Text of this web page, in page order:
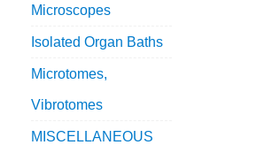
Microscopes
Isolated Organ Baths
Microtomes,
Vibrotomes
MISCELLANEOUS